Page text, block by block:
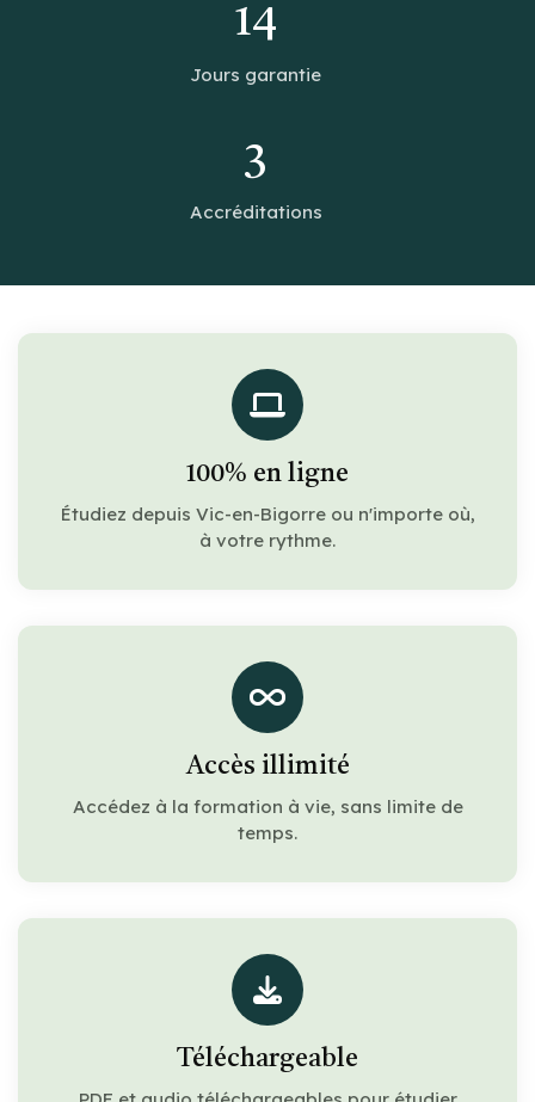
14
Jours garantie
3
Accréditations
100% en ligne
Étudiez depuis Vic-en-Bigorre ou n'importe où,
à votre rythme.
Accès illimité
Accédez à la formation à vie, sans limite de
temps.
Téléchargeable